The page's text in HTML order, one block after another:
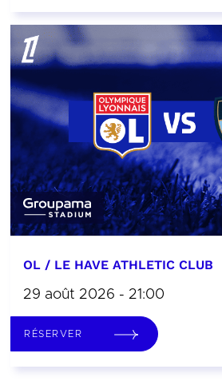
OL / LE HAVE ATHLETIC CLUB
29 août 2026 - 21:00
RÉSERVER